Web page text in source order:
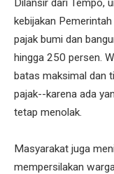
kebijakan
pajak bumi dan
hingga 250 persen.
batas maksimal dan
pajak--karena ada
tetap menolak.
Masyarakat juga
mempersilakan